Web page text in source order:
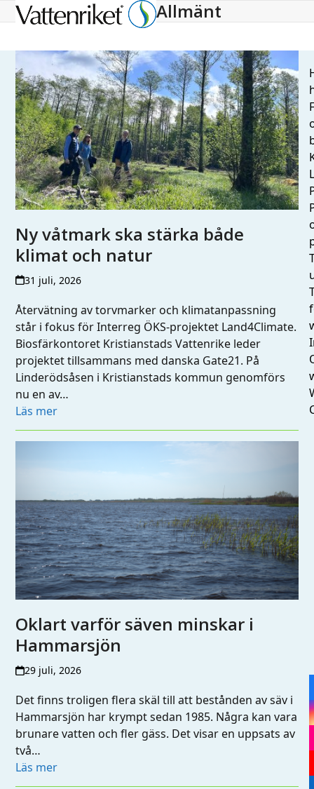
Open
menu
Close
menu
Allmänt
Ny våtmark ska stärka både
klimat och natur
31 juli, 2026
Återvätning av torvmarker och klimatanpassning
står i fokus för Interreg ÖKS-projektet Land4Climate.
Biosfärkontoret Kristianstads Vattenrike leder
projektet tillsammans med danska Gate21. På
Linderödsåsen i Kristianstads kommun genomförs
nu en av…
Läs mer
Oklart varför säven minskar i
Hammarsjön
29 juli, 2026
Det finns troligen flera skäl till att bestånden av säv i
Hammarsjön har krympt sedan 1985. Några kan vara
brunare vatten och fler gäss. Det visar en uppsats av
två…
Läs mer